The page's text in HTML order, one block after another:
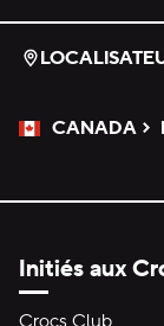
CANADA
Veuillez
Sélectionné
Initiés aux